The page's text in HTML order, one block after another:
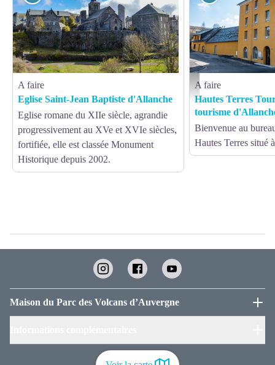
A faire
Eglise Saint-Jean Baptiste d'Allanche
Eglise romane du XIIe siècle, agrandie
progressivement au XVe et XVIe siècles,
fortifiée, elle est classée Monument
Historique depuis 2002.
Hautes Terres Tourisme -
A faire
Hautes Terres
tourisme
Bienvenue au
Hautes Terres situé
Maison du Parc des Volcans d’Auvergne